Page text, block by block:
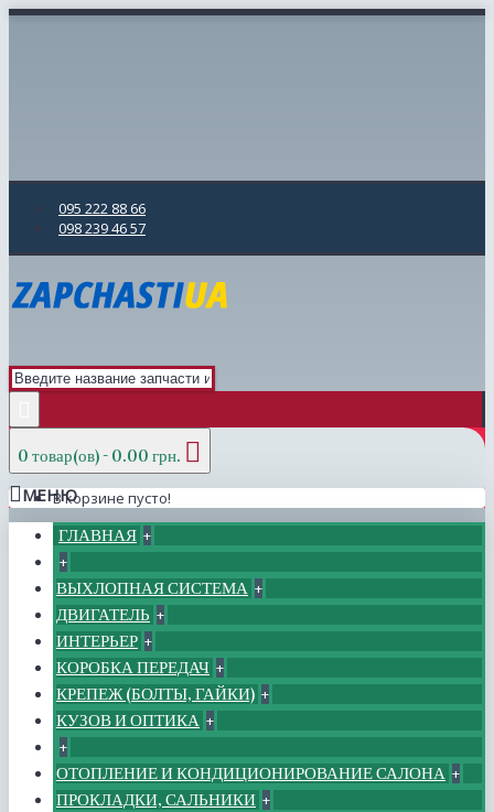
095 222 88 66
098 239 46 57
0 товар(ов) - 0.00 грн.
В корзине пусто!
МЕНЮ
ГЛАВНАЯ +
+
ВЫХЛОПНАЯ СИСТЕМА +
ДВИГАТЕЛЬ +
ИНТЕРЬЕР +
КОРОБКА ПЕРЕДАЧ +
КРЕПЕЖ (БОЛТЫ, ГАЙКИ) +
КУЗОВ И ОПТИКА +
+
ОТОПЛЕНИЕ И КОНДИЦИОНИРОВАНИЕ САЛОНА +
ПРОКЛАДКИ, САЛЬНИКИ +